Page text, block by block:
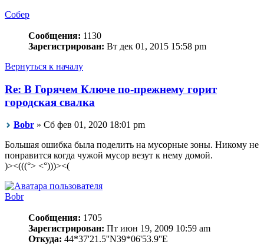
Собер
Сообщения: 1130
Зарегистрирован: Вт дек 01, 2015 15:58 pm
Вернуться к началу
Re: В Горячем Ключе по-прежнему горит
городская свалка
Bobr » Сб фев 01, 2020 18:01 pm
Большая ошибка была поделить на мусорные зоны. Никому не
понравится когда чужой мусор везут к нему домой.
)><(((°> <°)))><(
Bobr
Сообщения: 1705
Зарегистрирован: Пт июн 19, 2009 10:59 am
Откуда: 44*37'21.5''N39*06'53.9''E